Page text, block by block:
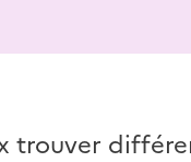
trouver